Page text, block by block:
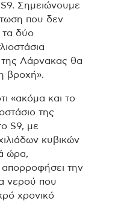
Σημειώνουμε
που δεν
τα δύο
Λάρνακας θα
βροχή».
«ακόμα και το
της
S9, με
κυβικών
ώρα,
την
νερού που
χρονικό